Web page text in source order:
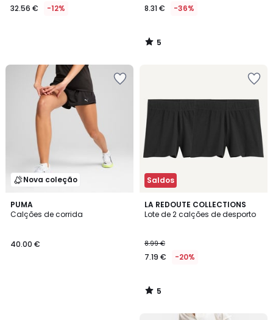
32.56 € -12% 8.31 € -36%
5
/
Nova coleção
PUMA
Calções de corrida
40.00 €
Saldos
LA REDOUTE COLLECTIONS
Lote de 2 calções de desporto
8.99 €
7.19 € -20%
5
/
5
/